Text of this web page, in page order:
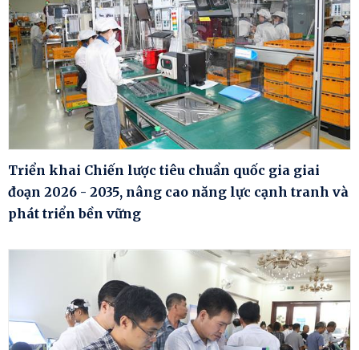
Triển khai Chiến lược tiêu chuẩn quốc gia giai
đoạn 2026 - 2035, nâng cao năng lực cạnh tranh và
phát triển bền vững